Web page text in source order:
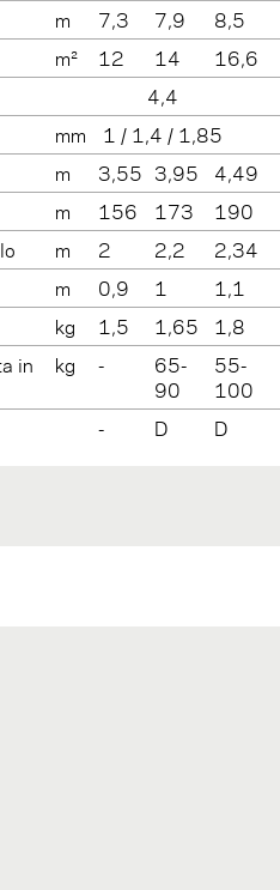
m 7,3 7,9
8,5
m² 12 14
16,6
4,4
mm
1 / 1,4 / 1,85
m 3,55 3,95
4,49
m 156 173
190
m 2 2,2
2,34
m 0,9 1
1,1
kg 1,5 1,65
1,8
in
kg -
65-
90
55-
100
- D D